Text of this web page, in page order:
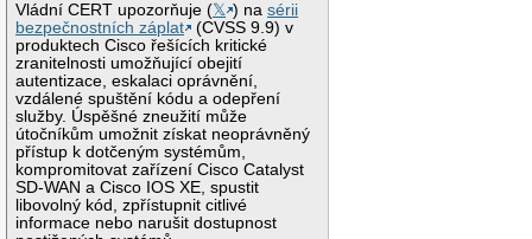
Vládní CERT upozorňuje (𝕏 ) nasérii
bezpečnostních záplat
(CVSS 9.9) v
produktech Cisco řešících kritické
zranitelnosti umožňující obejití
autentizace, eskalaci oprávnění,
vzdálené spuštění kódu a odepření
služby. Úspěšné zneužití může
útočníkům umožnit získat neoprávněný
přístup k dotčeným systémům,
kompromitovat zařízení Cisco Catalyst
SD-WAN a Cisco IOS XE, spustit
libovolný kód, zpřístupnit citlivé
informace nebo narušit dostupnost